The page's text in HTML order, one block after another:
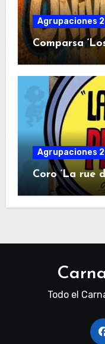
Agrupaciones
Comparsa
Agrupaciones
Coro ‘La rue
Todo el